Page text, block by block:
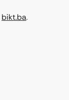
bikt.ba.